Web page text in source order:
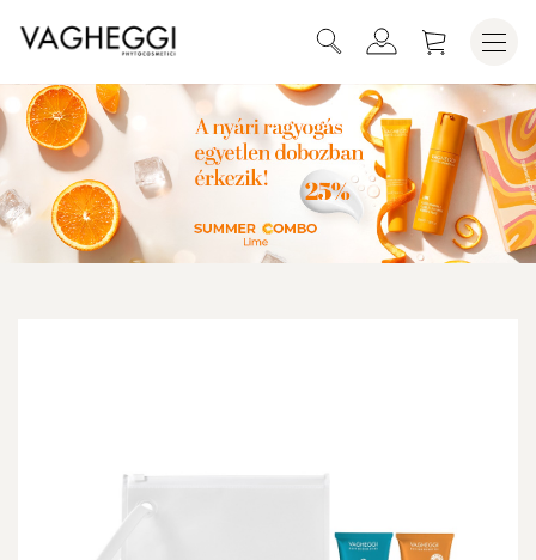
SUMMER PARADISE TRAVEL KIT KOSÁRBA HELYEZEM